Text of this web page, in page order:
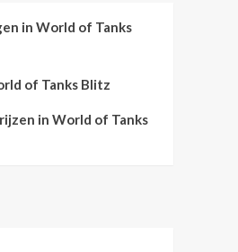
in World of Tanks
of Tanks Blitz
in World of Tanks